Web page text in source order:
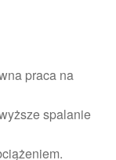
praca na
spalanie